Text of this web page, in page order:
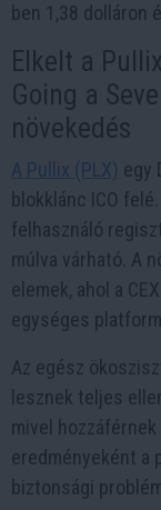
ben 1,38 dolláron
Elkelt a
Going a
növekedés
A Pullix (PLX) egy
blokklánc ICO
felhasználó
múlva várható. A
elemek, ahol a
egységes
Az egész
lesznek teljes
mivel
eredményeként a
biztonsági